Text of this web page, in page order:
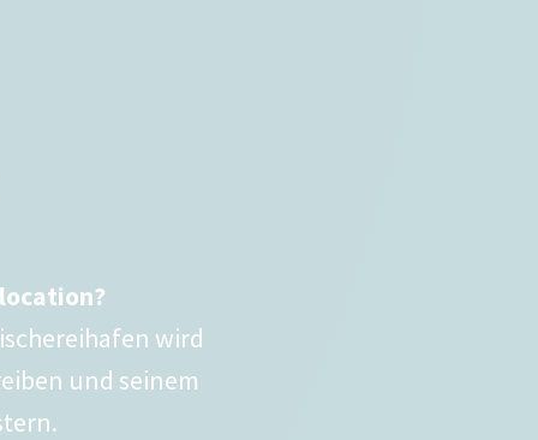
wird
und seinem